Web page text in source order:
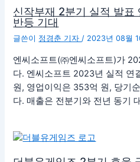
신작부재 2분기 실적 발
반등 기대
글쓴이 정경춘 기자/ 2023년 08월
엔씨소프트(㈜엔씨소프트)가
다. 엔씨소프트 2023년 실적 연
원, 영업이익은 353억 원, 당기
다. 매출은 전분기와 전년 동기